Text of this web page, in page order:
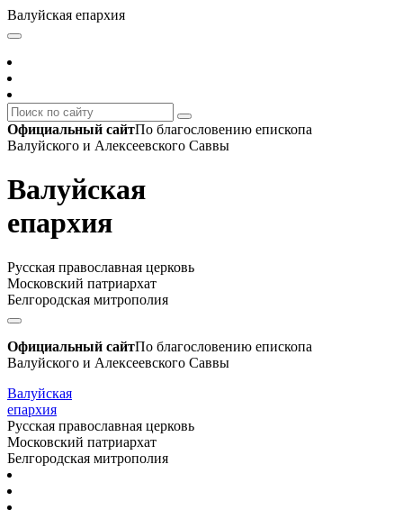
Валуйская епархия
Официальный сайтПо благословению епископа
Валуйского и Алексеевского Саввы
Валуйская
епархия
Русская православная церковь
Московский патриархат
Белгородская митрополия
Официальный сайтПо благословению епископа
Валуйского и Алексеевского Саввы
Валуйская
епархия
Русская православная церковь
Московский патриархат
Белгородская митрополия